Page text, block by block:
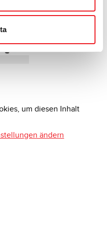
um diesen Inhalt
ändern